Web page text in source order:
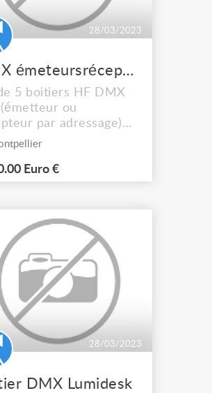
28/03/2023
DMX émeteursrécepteurs HF
5 boitiers HF DMX
ou
par adressage)
utilisés, pas d'envoi,
Euro €
28/03/2023
DMX Lumidesk